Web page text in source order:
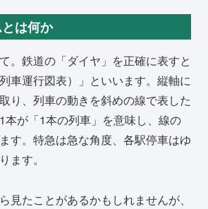
は何か
。鉄道の「ダイヤ」を正確に表すと
車運行図表）」といいます。縦軸に
り、列車の動きを斜めの線で表した
本が「1本の列車」を意味し、線の
す。特急は急な角度、各駅停車はゆ
ます。
見たことがあるかもしれませんが、